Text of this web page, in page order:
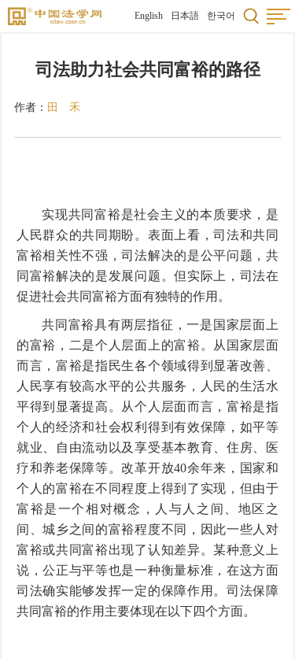
English 日本語 한국어
司法助力社会共同富裕的路径
作者： 田 禾
实现共同富裕是社会主义的本质要求，是
人民群众的共同期盼。表面上看，司法和共同
富裕相关性不强，司法解决的是公平问题，共
同富裕解决的是发展问题。但实际上，司法在
促进社会共同富裕方面有独特的作用。
共同富裕具有两层指征，一是国家层面上
的富裕，二是个人层面上的富裕。从国家层面
而言，富裕是指民生各个领域得到显著改善、
人民享有较高水平的公共服务，人民的生活水
平得到显著提高。从个人层面而言，富裕是指
个人的经济和社会权利得到有效保障，如平等
就业、自由流动以及享受基本教育、住房、医
疗和养老保障等。改革开放40余年来，国家和
个人的富裕在不同程度上得到了实现，但由于
富裕是一个相对概念，人与人之间、地区之
间、城乡之间的富裕程度不同，因此一些人对
富裕或共同富裕出现了认知差异。某种意义上
说，公正与平等也是一种衡量标准，在这方面
司法确实能够发挥一定的保障作用。司法保障
共同富裕的作用主要体现在以下四个方面。